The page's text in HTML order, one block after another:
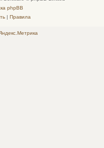
phpBB
| Правила